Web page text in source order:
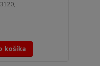
košíka